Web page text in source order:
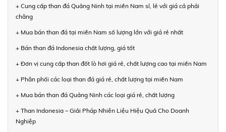
+ Cung cấp than đá Quảng Ninh tại miền Nam sỉ, lẻ với giá cả phải
chăng
+ Mua bán than đá tại miền Nam số lượng lớn với giá rẻ nhất
+ Bán than đá Indonesia chất lượng, giá tốt
+ Đơn vị cung cấp than đốt lò hơi giá rẻ, chất lượng cao tại miền Nam
+ Phân phối các loại than đá giá rẻ, chất lượng tại miền Nam
+ Mua bán than đá Quảng Ninh các loại giá rẻ, chất lượng
+ Than Indonesia – Giải Pháp Nhiên Liệu Hiệu Quả Cho Doanh
Nghiệp